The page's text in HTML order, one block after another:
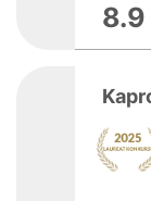
8.9